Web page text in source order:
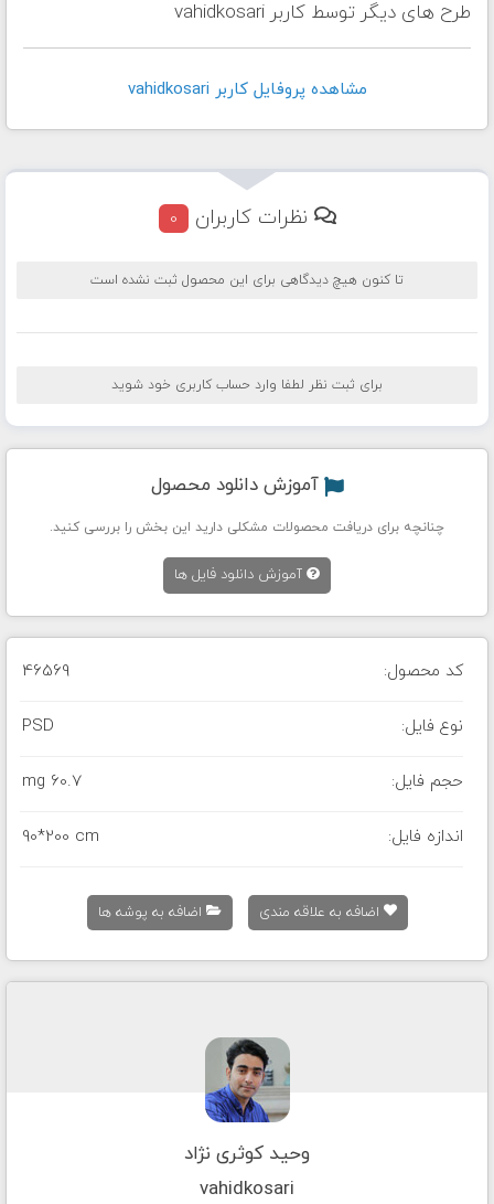
طرح های دیگر توسط کاربر vahidkosari
مشاهده پروفايل کاربر vahidkosari
نظرات کاربران 0
تا کنون هیچ دیدگاهی برای این محصول ثبت نشده است
برای ثبت نظر لطفا وارد حساب کاربری خود شوید
آموزش دانلود محصول
چنانچه برای دریافت محصولات مشکلی دارید این بخش را بررسی کنید.
آموزش دانلود فایل ها
کد محصول: 46569
نوع فایل: PSD
حجم فایل: 60.7 mg
اندازه فایل: 90*200 cm
اضافه به علاقه مندی اضافه به پوشه ها
وحید کوثری نژاد
vahidkosari